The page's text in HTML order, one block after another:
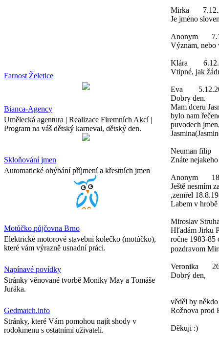
Farnost Želetice
Bianca-Agency
Umělecká agentura | Realizace Firemních Akcí |
Program na váš dětský karneval, dětský den.
Skloňování jmen
Automatické ohýbání příjmení a křestních jmen
Motůčko půjčovna Brno
Elektrické motorové stavební kolečko (motúčko),
které vám výrazně usnadní práci.
Napínavé povídky
Stránky věnované tvorbě Moniky May a Tomáše
Juráka.
Gedmatch.info
Stránky, které Vám pomohou najít shody v
rodokmenu s ostatními uživateli.
Mirka
Je jméno
Anonym
Význam, nebo
Klára
Vtipné, jak
Eva
Dobry den.
Mam dceru
bylo nam
puvodech
Neuman filip
Znáte
Anonym
Ještě nesmím
,zemřel
Labem v
Miroslav
Hľadám Jirku
ročne 1983-85
pozdravom
Veronika
Dobrý den,
věděl by
Rožnova prod
Děkuji :)